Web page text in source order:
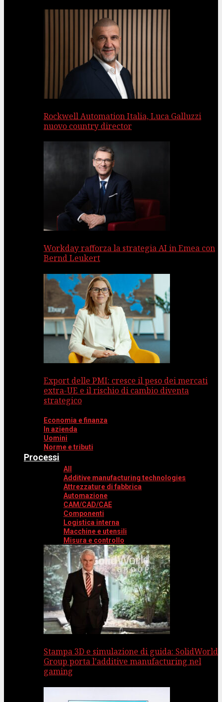
Rockwell Automation Italia, Luca Galluzzi
nuovo country director
Workday rafforza la strategia AI in Emea con
Bernd Leukert
Export delle PMI: cresce il peso dei mercati
extra-UE e il rischio di cambio diventa
strategico
Economia e finanza
In azienda
Uomini
Norme e tributi
Processi
All
Additive manufacturing technologies
Attrezzature di fabbrica
Automazione
CAM/CAD/CAE
Componenti
Logistica interna
Macchine e utensili
Misura e controllo
Stampa 3D e simulazione di guida: SolidWorld
Group porta l’additive manufacturing nel
gaming